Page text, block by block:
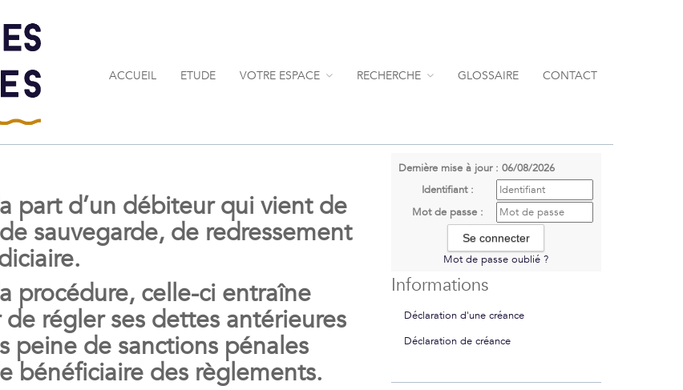
ACCUEIL ETUDE VOTRE ESPACE RECHERCHE GLOSSAIRE CONTACT
Dernière mise à jour : 06/08/2026
Identifiant :
Mot de passe :
Mot de passe oublié ?
Informations
Déclaration d'une créance
Déclaration de créance
part d’un débiteur qui vient de
sauvegarde, de redressement
procédure, celle-ci entraîne
régler ses dettes antérieures
peine de sanctions pénales
bénéficiaire des règlements.